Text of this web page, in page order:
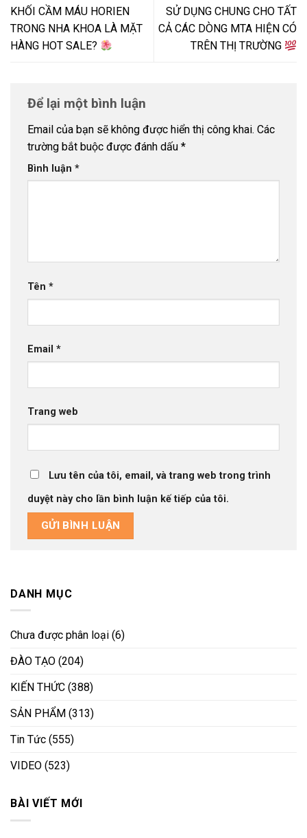
KHỐI CẦM MÁU HORIEN
TRONG NHA KHOA LÀ MẶT
HÀNG HOT SALE?
SỬ DỤNG CHUNG CHO TẤT
CẢ CÁC DÒNG MTA HIỆN CÓ
TRÊN THỊ TRƯỜNG
Để lại một bình luận
Email của bạn sẽ không được hiển thị công khai. Các
trường bắt buộc được đánh dấu *
Bình luận *
Tên *
Email *
Trang web
Lưu tên của tôi, email, và trang web trong trình
duyệt này cho lần bình luận kế tiếp của tôi.
DANH MỤC
Chưa được phân loại (6)
ĐÀO TẠO (204)
KIẾN THỨC (388)
SẢN PHẨM (313)
Tin Tức (555)
VIDEO (523)
BÀI VIẾT MỚI